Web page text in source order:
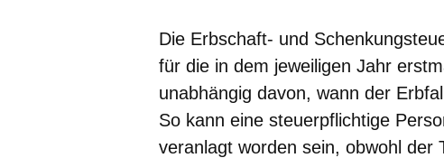
Die Erbschaft- und
für die in dem jeweiligen Jahr
unabhängig davon, wann der
So kann eine steuerpflichtige
veranlagt worden sein, obwohl der